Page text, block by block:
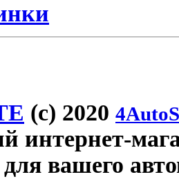
(c) 2020
интернет-
для вашего